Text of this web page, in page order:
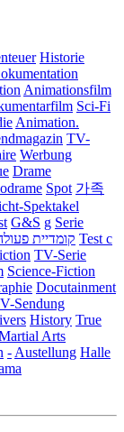
Historie
Animationsfilm
Sci-Fi
Animation.
TV-
Werbung
Drame
Spot 가족
Spektakel
G&S g Serie
קומדיית Test c
TV-Serie
Science-Fiction
Docutainment
Sendung
History True
Arts
- Austellung Halle